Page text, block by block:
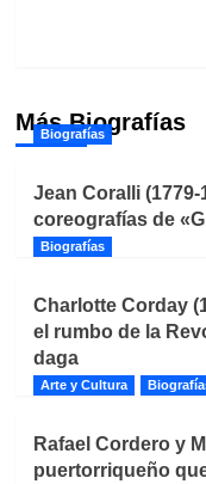
Más Biografías
Biografías
Jean Coralli
coreografías de
Biografías
Charlotte Corday
el rumbo de la
daga
Arte y Cultura
Rafael Cordero y
puertorriqueño